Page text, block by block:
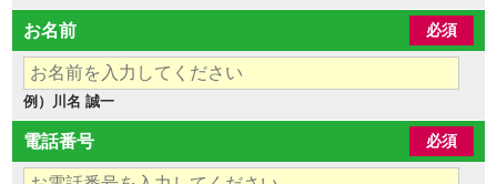
お名前 必須
例）川名 誠一
電話番号 必須